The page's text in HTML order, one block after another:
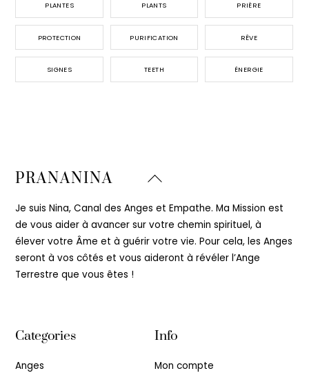
PLANTES PLANTS PRIÈRE
PROTECTION PURIFICATION RÊVE
SIGNES TEETH ÉNERGIE
Back
Top
PRANANINA
Je suis Nina, Canal des Anges et Empathe. Ma Mission est
de vous aider à avancer sur votre chemin spirituel, à
élever votre Âme et à guérir votre vie. Pour cela, les Anges
seront à vos côtés et vous aideront à révéler l’Ange
Terrestre que vous êtes !
Categories
Anges
Info
Mon compte